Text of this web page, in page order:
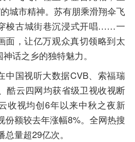
城市精神。苏有朋乘滑翔伞飞
梭古城街巷沉浸式开唱……一
面，让亿万观众真切领略到太
话之乡的独特魅力。
中国视听大数据CVB、索福瑞
酷云四网均获省级卫视收视断
收视均创6年以来中秋之夜新
份额较去年涨幅8%。全网热搜
量超29亿次。